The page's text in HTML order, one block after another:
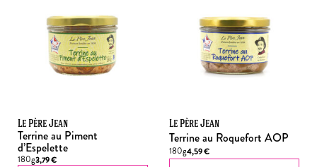
Le Père Jean
Terrine au Piment
d’Espelette
180g3,79€
Le Père Jean
Terrine au Roquefort AOP
180g4,59€